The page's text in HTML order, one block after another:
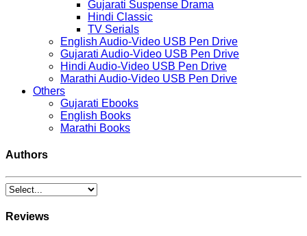
Gujarati Suspense Drama
Hindi Classic
TV Serials
English Audio-Video USB Pen Drive
Gujarati Audio-Video USB Pen Drive
Hindi Audio-Video USB Pen Drive
Marathi Audio-Video USB Pen Drive
Others
Gujarati Ebooks
English Books
Marathi Books
Authors
Reviews